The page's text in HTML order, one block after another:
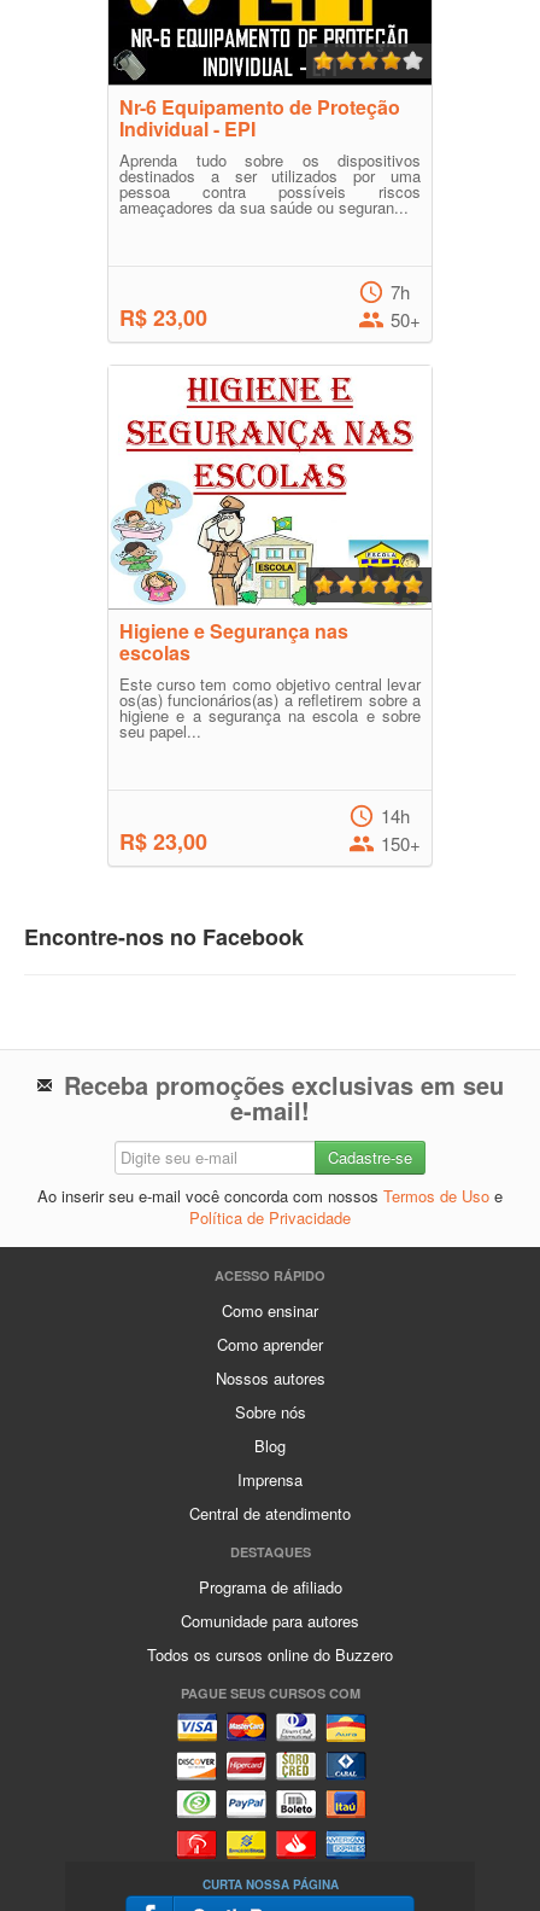
Nr-6 Equipamento de Proteção
Individual - EPI
Aprenda tudo sobre os dispositivos
destinados a ser utilizados por uma
pessoa contra possíveis riscos
ameaçadores da sua saúde ou seguran...
R$ 23,00
7h
50+
Higiene e Segurança nas
escolas
Este curso tem como objetivo central levar
os(as) funcionários(as) a refletirem sobre a
higiene e a segurança na escola e sobre
seu papel...
R$ 23,00
14h
150+
Encontre-nos no Facebook
Receba promoções exclusivas em seu
e-mail!
Ao inserir seu e-mail você concorda com nossos Termos de Uso e
Política de Privacidade
ACESSO RÁPIDO
Como ensinar
Como aprender
Nossos autores
Sobre nós
Blog
Imprensa
Central de atendimento
DESTAQUES
Programa de afiliado
Comunidade para autores
Todos os cursos online do Buzzero
PAGUE SEUS CURSOS COM
CURTA NOSSA PÁGINA